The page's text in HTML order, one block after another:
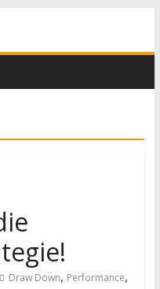
Draw Down, Performance,